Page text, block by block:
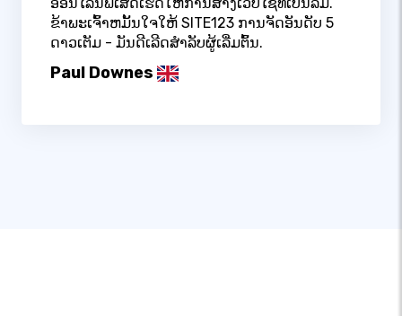
ຂ້າພະເຈົ້າຫມັ້ນໃຈໃຫ້ SITE123 ການຈັດອັນດັບ 5
ດາວເຕັມ - ມັນດີເລີດສໍາລັບຜູ້ເລີ່ມຕົ້ນ.
Paul Downes